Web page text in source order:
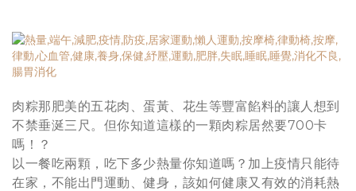
肉粽那肥美的五花肉、蛋黃、花生等豐富餡料的讓人想到
不禁垂涎三尺。但你知道這樣的一顆肉粽居然要700卡
嗎！？
以一餐吃兩顆，吃下多少熱量你知道嗎？加上疫情只能待
在家，不能出門運動、健身，該如何健康又有效的消耗熱